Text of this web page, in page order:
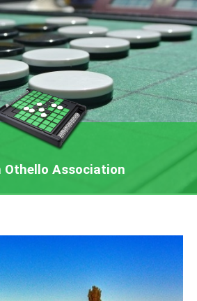
Othello Association